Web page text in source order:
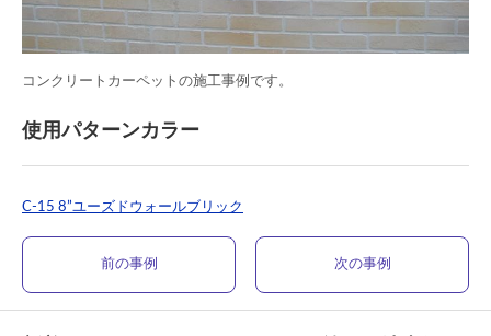
コンクリートカーペットの施工事例です。
使用パターンカラー
C-15 8”ユーズドウォールブリック
前の事例 次の事例